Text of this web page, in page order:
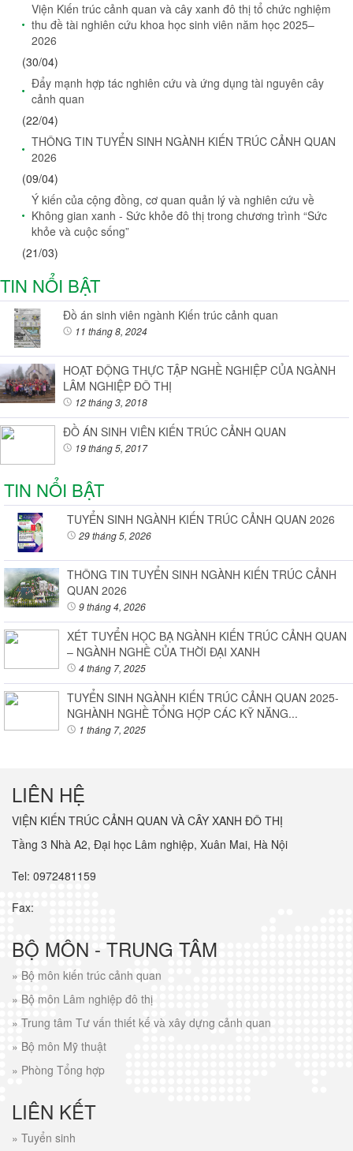
Viện Kiến trúc cảnh quan và cây xanh đô thị tổ chức nghiệm
thu đề tài nghiên cứu khoa học sinh viên năm học 2025–
2026
(30/04)
Đẩy mạnh hợp tác nghiên cứu và ứng dụng tài nguyên cây
cảnh quan
(22/04)
THÔNG TIN TUYỂN SINH NGÀNH KIẾN TRÚC CẢNH QUAN
2026
(09/04)
Ý kiến của cộng đồng, cơ quan quản lý và nghiên cứu về
Không gian xanh - Sức khỏe đô thị trong chương trình “Sức
khỏe và cuộc sống”
(21/03)
TIN NỔI BẬT
Đồ án sinh viên ngành Kiến trúc cảnh quan
11 tháng 8, 2024
HOẠT ĐỘNG THỰC TẬP NGHỀ NGHIỆP CỦA NGÀNH
LÂM NGHIỆP ĐÔ THỊ
12 tháng 3, 2018
ĐỒ ÁN SINH VIÊN KIẾN TRÚC CẢNH QUAN
19 tháng 5, 2017
TIN NỔI BẬT
TUYỂN SINH NGÀNH KIẾN TRÚC CẢNH QUAN 2026
29 tháng 5, 2026
THÔNG TIN TUYỂN SINH NGÀNH KIẾN TRÚC CẢNH
QUAN 2026
9 tháng 4, 2026
XÉT TUYỂN HỌC BẠ NGÀNH KIẾN TRÚC CẢNH QUAN
– NGÀNH NGHỀ CỦA THỜI ĐẠI XANH
4 tháng 7, 2025
TUYỂN SINH NGÀNH KIẾN TRÚC CẢNH QUAN 2025-
NGHÀNH NGHỀ TỔNG HỢP CÁC KỸ NĂNG...
1 tháng 7, 2025
LIÊN HỆ
VIỆN KIẾN TRÚC CẢNH QUAN VÀ CÂY XANH ĐÔ THỊ
Tầng 3 Nhà A2, Đại học Lâm nghiệp, Xuân Mai, Hà Nội
Tel: 0972481159
Fax:
BỘ MÔN - TRUNG TÂM
» Bộ môn kiến trúc cảnh quan
» Bộ môn Lâm nghiệp đô thị
» Trung tâm Tư vấn thiết kế và xây dựng cảnh quan
» Bộ môn Mỹ thuật
» Phòng Tổng hợp
LIÊN KẾT
» Tuyển sinh